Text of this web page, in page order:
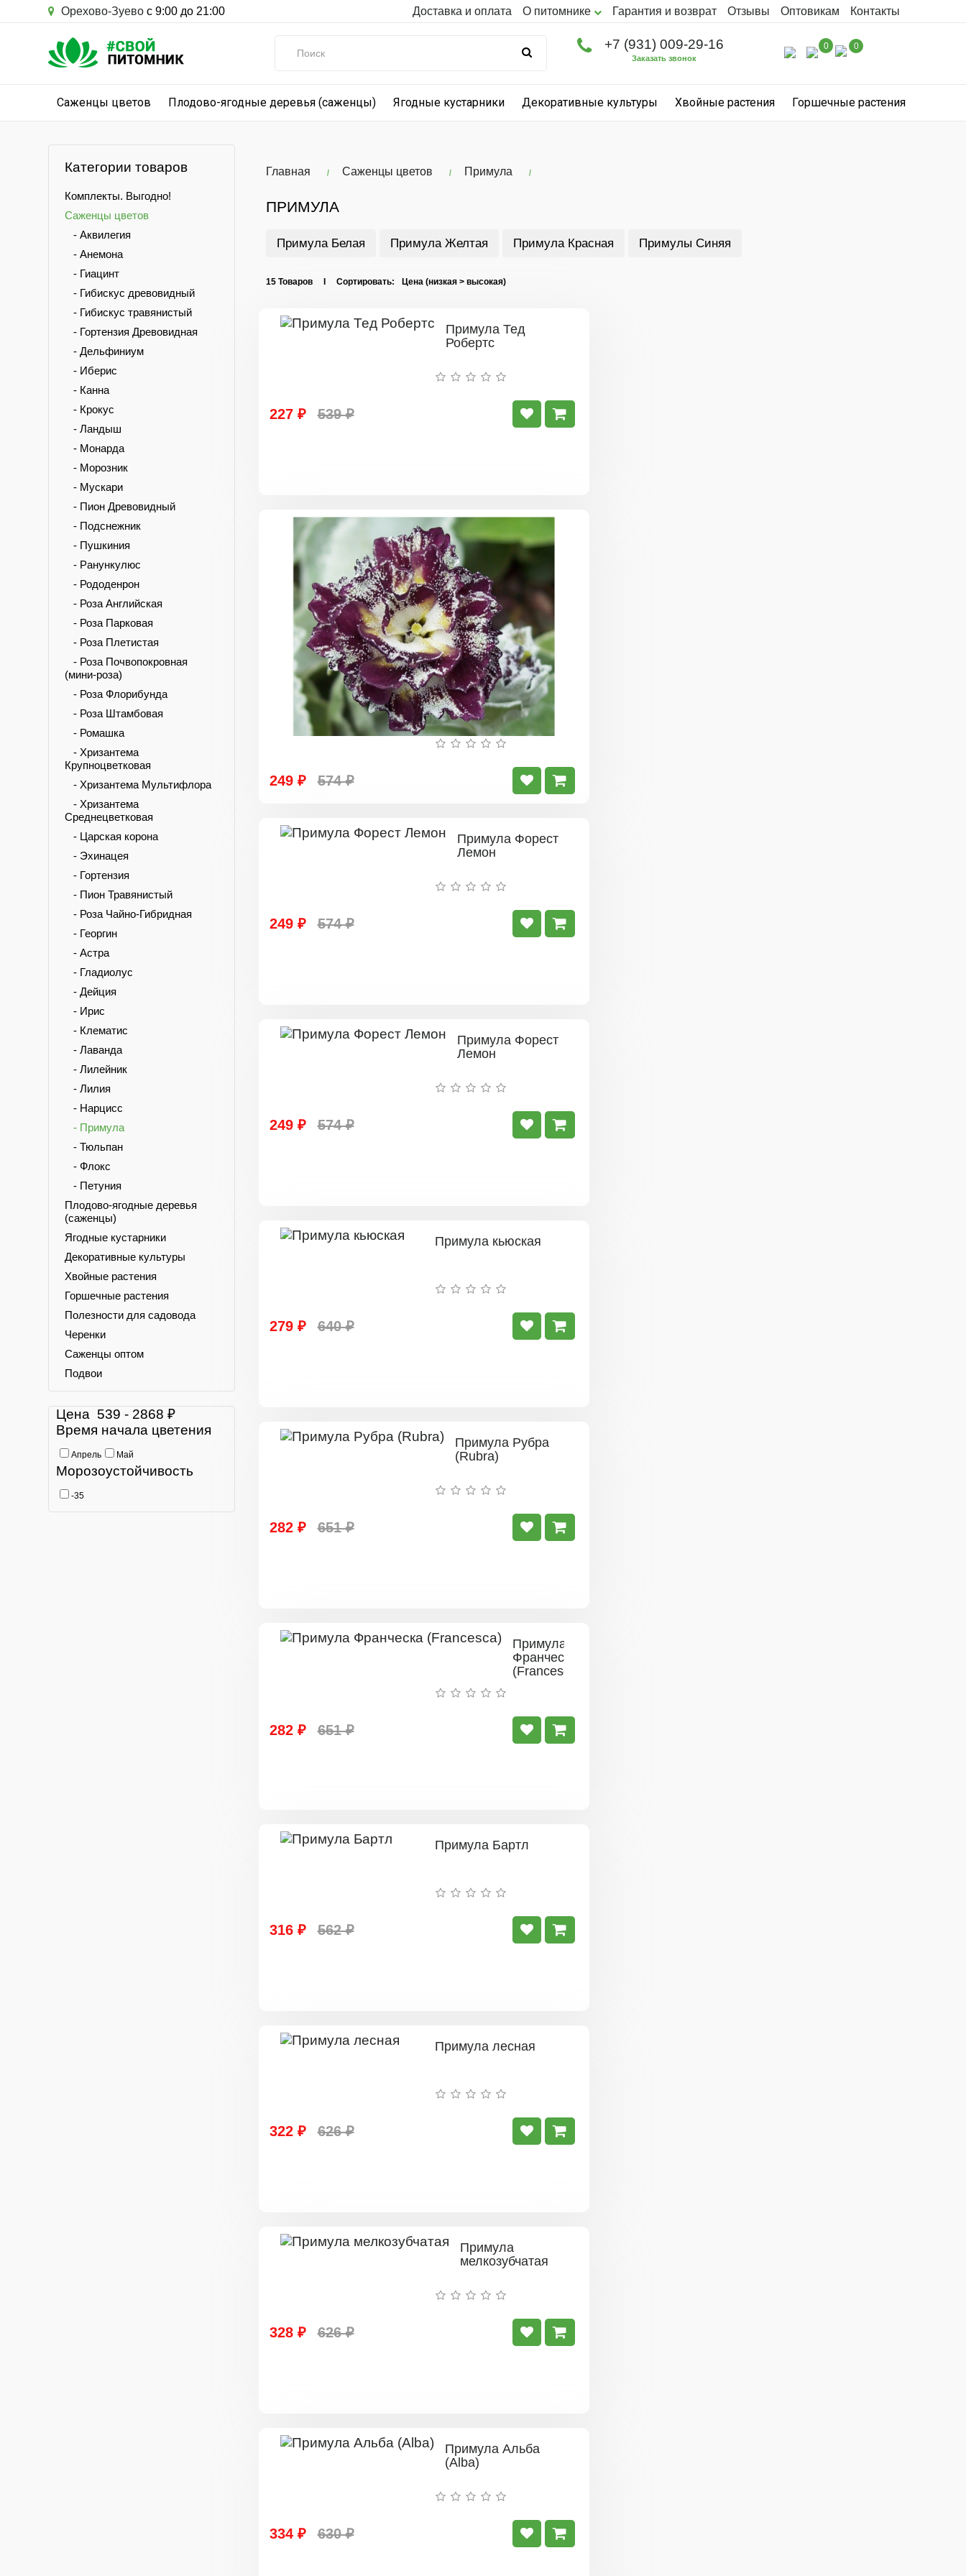
Орехово-Зуево с 9:00 до 21:00 Доставка и оплата О питомнике Гарантия и возврат Отзывы Оптовикам Контакты
+7 (931) 009-29-16
Заказать звонок
0 0
Саженцы цветов Плодово-ягодные деревья (саженцы) Ягодные кустарники Декоративные культуры Хвойные растения Горшечные растения
Категории товаров
Комплекты. Выгодно!
Саженцы цветов
- Аквилегия
- Анемона
- Гиацинт
- Гибискус древовидный
- Гибискус травянистый
- Гортензия Древовидная
- Дельфиниум
- Иберис
- Канна
- Крокус
- Ландыш
- Монарда
- Морозник
- Мускари
- Пион Древовидный
- Подснежник
- Пушкиния
- Ранункулюс
- Рододенрон
- Роза Английская
- Роза Парковая
- Роза Плетистая
- Роза Почвопокровная
(мини-роза)
- Роза Флорибунда
- Роза Штамбовая
- Ромашка
- Хризантема
Крупноцветковая
- Хризантема Мультифлора
- Хризантема
Среднецветковая
- Царская корона
- Эхинацея
- Гортензия
- Пион Травянистый
- Роза Чайно-Гибридная
- Георгин
- Астра
- Гладиолус
- Дейция
- Ирис
- Клематис
- Лаванда
- Лилейник
- Лилия
- Нарцисс
- Примула
- Тюльпан
- Флокс
- Петуния
Плодово-ягодные деревья
(саженцы)
Ягодные кустарники
Декоративные культуры
Хвойные растения
Горшечные растения
Полезности для садовода
Черенки
Саженцы оптом
Подвои
Цена 539 - 2868 ₽
Время начала цветения
Апрель Май
Морозоустойчивость
-35
Главная Саженцы цветов Примула
ПРИМУЛА
Примула Белая Примула Желтая Примула Красная Примулы Синяя
15 Товаров I Сортировать:
Примула Тед
Робертс
227 ₽ 539 ₽
249 ₽ 574 ₽
Примула Форест
Лемон
249 ₽ 574 ₽
Примула Форест
Лемон
249 ₽ 574 ₽
Примула кьюская
279 ₽ 640 ₽
Примула Рубра
(Rubra)
282 ₽ 651 ₽
Примула
Франческа
(Francesca)
282 ₽ 651 ₽
Примула Бартл
316 ₽ 562 ₽
Примула лесная
322 ₽ 626 ₽
Примула
мелкозубчатая
328 ₽ 626 ₽
Примула Альба
(Alba)
334 ₽ 630 ₽